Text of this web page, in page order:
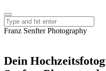
Franz Senfter Photography
Dein